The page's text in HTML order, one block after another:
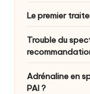
Le premier
Trouble du
Adrénaline en
PAI ?